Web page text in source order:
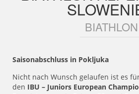
BIATHLON
Saisonabschluss in Pokljuka
Nicht nach Wunsch gelaufen ist es
den IBU – Juniors European